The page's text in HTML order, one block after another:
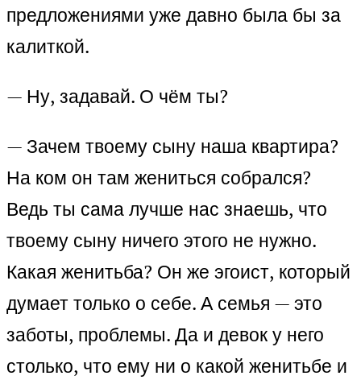
предложениями уже давно была бы за
калиткой.
— Ну, задавай. О чём ты?
— Зачем твоему сыну наша квартира?
На ком он там жениться собрался?
Ведь ты сама лучше нас знаешь, что
твоему сыну ничего этого не нужно.
Какая женитьба? Он же эгоист, который
думает только о себе. А семья — это
заботы, проблемы. Да и девок у него
столько, что ему ни о какой женитьбе и